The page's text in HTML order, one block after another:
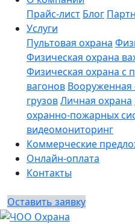
Прайс-лист Блог
Услуги
Пультовая охрана
Физическая охрана
Физическая охрана с
вагонов Вооруженная
грузовЛичная охрана
охранно-пожарных
видеомониторинг
Коммерческие
Онлайн-оплата
Контакты
Оставить заявку